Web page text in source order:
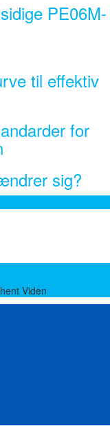
PE06M-
til effektiv
for
sig?
Viden